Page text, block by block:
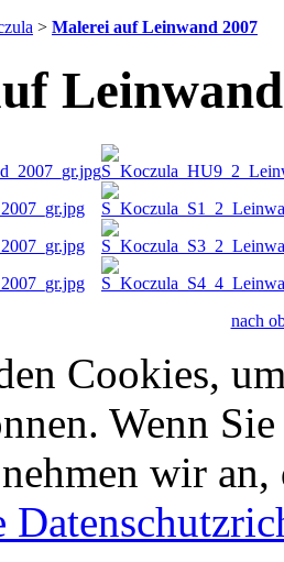
> Malerei auf Leinwand 2007
nach
Cookies,
Wenn
wir